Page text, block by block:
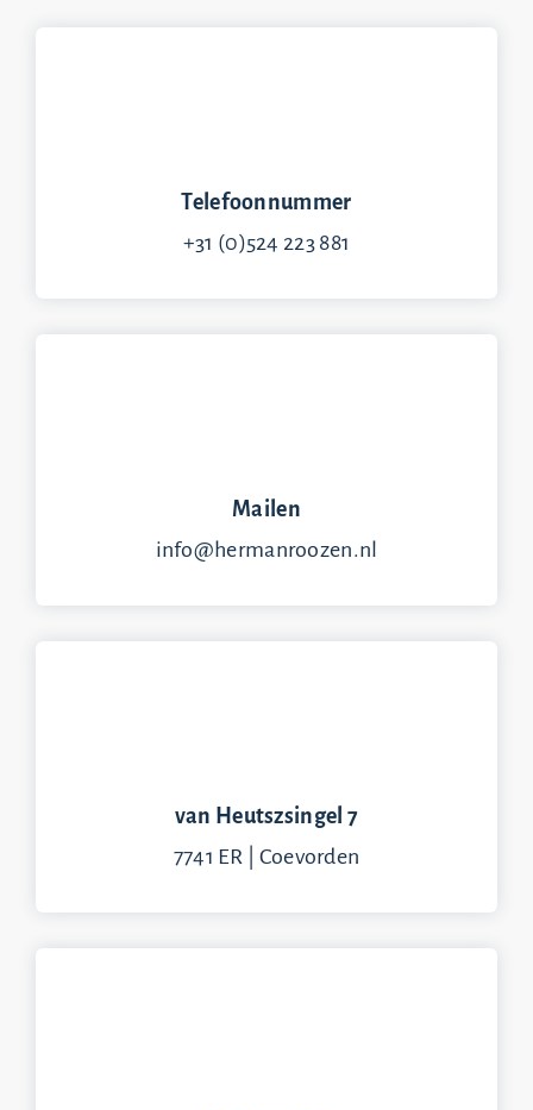
Telefoonnummer
+31 (0)524 223 881
Mailen
info@hermanroozen.nl
van Heutszsingel 7
7741 ER | Coevorden